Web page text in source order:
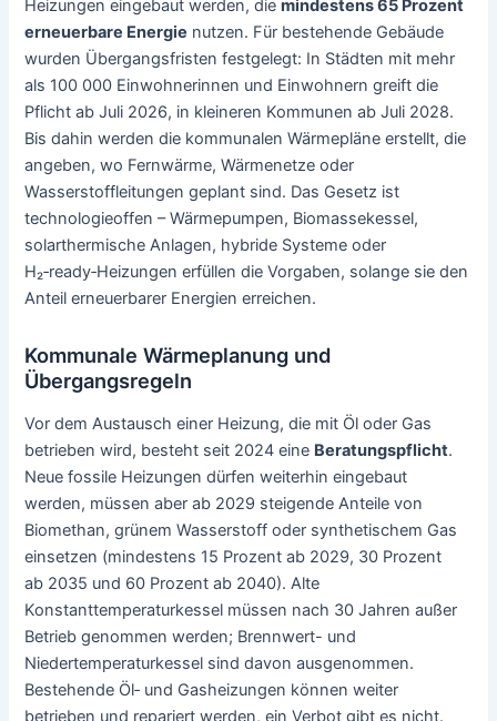
Heizungen eingebaut werden, diemindestens 65 Prozent
erneuerbare Energie nutzen. Für bestehende Gebäude
wurden Übergangsfristen festgelegt: In Städten mit mehr
als 100 000 Einwohnerinnen und Einwohnern greift die
Pflicht ab Juli 2026, in kleineren Kommunen ab Juli 2028.
Bis dahin werden die kommunalen Wärmepläne erstellt, die
angeben, wo Fernwärme, Wärmenetze oder
Wasserstoffleitungen geplant sind. Das Gesetz ist
technologieoffen – Wärmepumpen, Biomassekessel,
solarthermische Anlagen, hybride Systeme oder
H₂‑ready‑Heizungen erfüllen die Vorgaben, solange sie den
Anteil erneuerbarer Energien erreichen.
Kommunale Wärmeplanung und
Übergangsregeln
Vor dem Austausch einer Heizung, die mit Öl oder Gas
betrieben wird, besteht seit 2024 eine Beratungspflicht.
Neue fossile Heizungen dürfen weiterhin eingebaut
werden, müssen aber ab 2029 steigende Anteile von
Biomethan, grünem Wasserstoff oder synthetischem Gas
einsetzen (mindestens 15 Prozent ab 2029, 30 Prozent
ab 2035 und 60 Prozent ab 2040). Alte
Konstanttemperaturkessel müssen nach 30 Jahren außer
Betrieb genommen werden; Brennwert- und
Niedertemperaturkessel sind davon ausgenommen.
Bestehende Öl‑ und Gasheizungen können weiter
betrieben und repariert werden, ein Verbot gibt es nicht.